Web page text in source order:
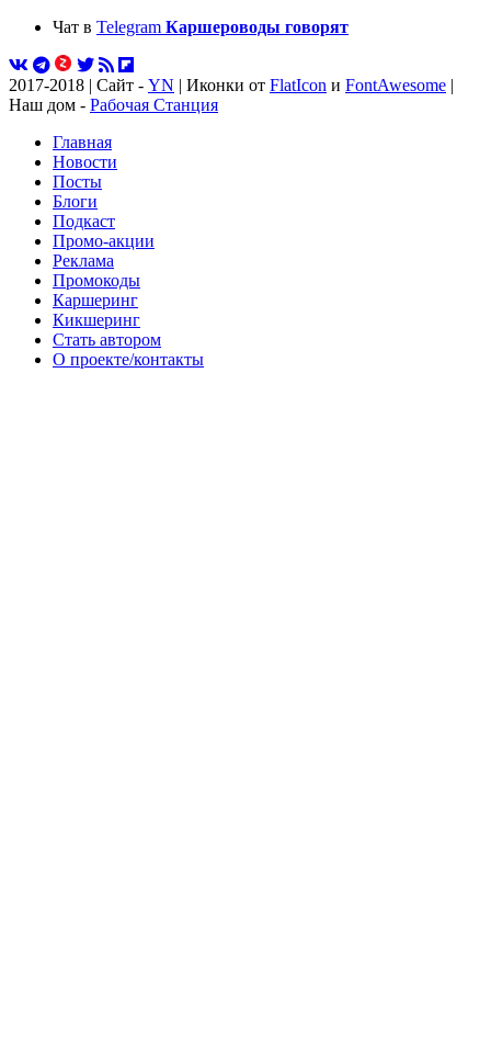
Чат в Telegram Каршероводы говорят
2017-2018 | Сайт - YN | Иконки от FlatIcon и FontAwesome |
Наш дом - Рабочая Станция
Главная
Новости
Посты
Блоги
Подкаст
Промо-акции
Реклама
Промокоды
Каршеринг
Кикшеринг
Стать автором
О проекте/контакты